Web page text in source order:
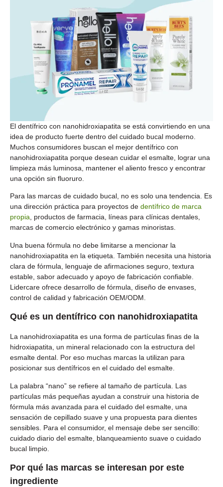
El dentífrico con nanohidroxiapatita se está convirtiendo en una
idea de producto fuerte dentro del cuidado bucal moderno.
Muchos consumidores buscan el mejor dentífrico con
nanohidroxiapatita porque desean cuidar el esmalte, lograr una
limpieza más luminosa, mantener el aliento fresco y encontrar
una opción sin fluoruro.
Para las marcas de cuidado bucal, no es solo una tendencia. Es
una dirección práctica para proyectos de dentífrico de marca
propia, productos de farmacia, líneas para clínicas dentales,
marcas de comercio electrónico y gamas minoristas.
Una buena fórmula no debe limitarse a mencionar la
nanohidroxiapatita en la etiqueta. También necesita una historia
clara de fórmula, lenguaje de afirmaciones seguro, textura
estable, sabor adecuado y apoyo de fabricación confiable.
Lidercare ofrece desarrollo de fórmula, diseño de envases,
control de calidad y fabricación OEM/ODM.
Qué es un dentífrico con nanohidroxiapatita
La nanohidroxiapatita es una forma de partículas finas de la
hidroxiapatita, un mineral relacionado con la estructura del
esmalte dental. Por eso muchas marcas la utilizan para
posicionar sus dentífricos en el cuidado del esmalte.
La palabra “nano” se refiere al tamaño de partícula. Las
partículas más pequeñas ayudan a construir una historia de
fórmula más avanzada para el cuidado del esmalte, una
sensación de cepillado suave y una propuesta para dientes
sensibles. Para el consumidor, el mensaje debe ser sencillo:
cuidado diario del esmalte, blanqueamiento suave o cuidado
bucal limpio.
Por qué las marcas se interesan por este
ingrediente